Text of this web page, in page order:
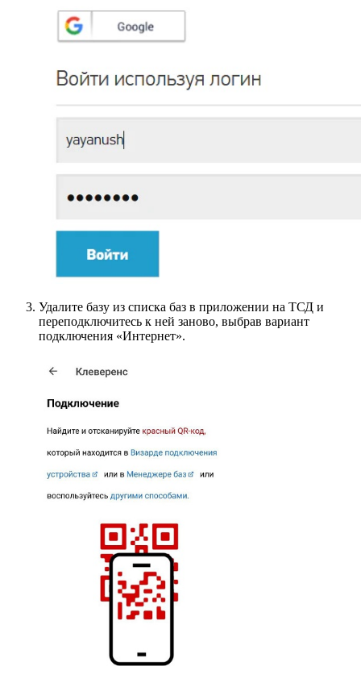
Удалите базу из списка баз в приложении на ТСД и
переподключитесь к ней заново, выбрав вариант
подключения «Интернет».